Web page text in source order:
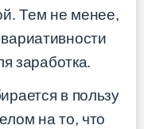
Тем не менее,
заработка.
в пользу
на то, что